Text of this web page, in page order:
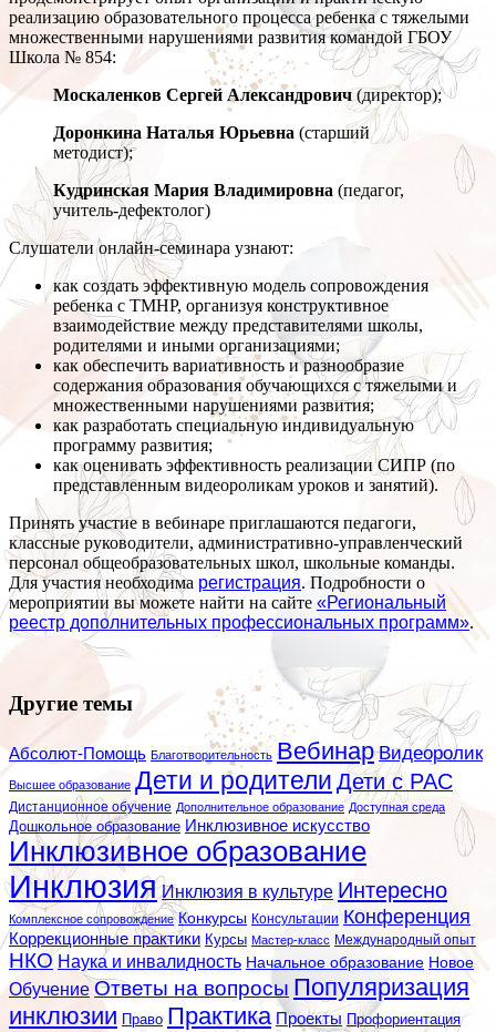
реализацию образовательного процесса ребенка с тяжелыми
множественными нарушениями развития командой ГБОУ
Школа № 854:
Москаленков Сергей Александрович(директор);
Доронкина Наталья Юрьевна (старший
методист);
Кудринская Мария Владимировна (педагог,
учитель-дефектолог)
Слушатели онлайн-семинара узнают:
как создать эффективную модель сопровождения
ребенка с ТМНР, организуя конструктивное
взаимодействие между представителями школы,
родителями и иными организациями;
как обеспечить вариативность и разнообразие
содержания образования обучающихся с тяжелыми и
множественными нарушениями развития;
как разработать специальную индивидуальную
программу развития;
как оценивать эффективность реализации СИПР (по
представленным видеороликам уроков и занятий).
Принять участие в вебинаре приглашаются педагоги,
классные руководители, административно-управленческий
персонал общеобразовательных школ, школьные команды.
Для участия необходима регистрация. Подробности о
мероприятии вы можете найти на сайте «Региональный
реестр дополнительных профессиональных программ».
Другие темы
Абсолют-Помощь Благотворительность Вебинар Видеоролик
Высшее образование Дети и родители Дети с РАС
Дистанционное обучение Дополнительное образование Доступная среда
Дошкольное образование Инклюзивное искусство
Инклюзивное образование
Инклюзия Инклюзия в культуре Интересно
Комплексное сопровождение Конкурсы Консультации Конференция
Коррекционные практики Курсы Мастер-класс Международный опыт
НКО Наука и инвалидность Начальное образование Новое
Обучение Ответы на вопросы Популяризация
инклюзии Право Практика Проекты Профориентация